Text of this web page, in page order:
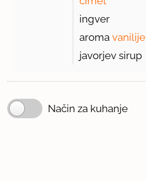
ingver
aromavanilije
javorjev sirup
Način za kuhanje